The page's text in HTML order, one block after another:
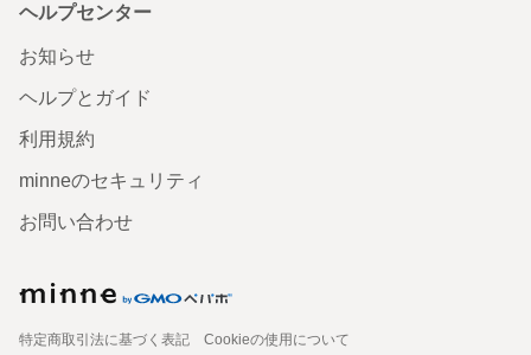
ヘルプセンター
お知らせ
ヘルプとガイド
利用規約
minneのセキュリティ
お問い合わせ
特定商取引法に基づく表記
Cookieの使用について